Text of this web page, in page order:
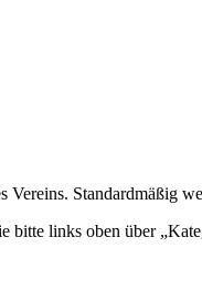
Standardmäßig
links oben über